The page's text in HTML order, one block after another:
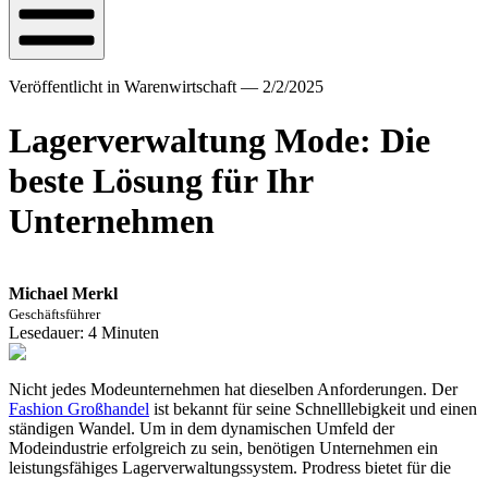
Veröffentlicht in Warenwirtschaft — 2/2/2025
Lagerverwaltung Mode: Die
beste Lösung für Ihr
Unternehmen
Michael Merkl
Geschäftsführer
Lesedauer: 4 Minuten
Nicht jedes Modeunternehmen hat dieselben Anforderungen. Der
Fashion Großhandel ist bekannt für seine Schnelllebigkeit und einen
ständigen Wandel. Um in dem dynamischen Umfeld der
Modeindustrie erfolgreich zu sein, benötigen Unternehmen ein
leistungsfähiges Lagerverwaltungssystem. Prodress bietet für die